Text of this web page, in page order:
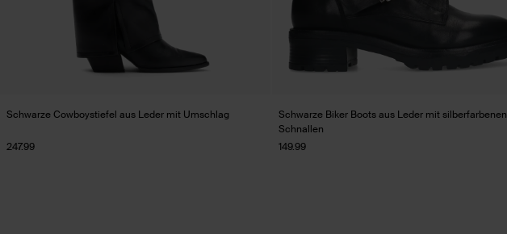
Schwarze Cowboystiefel aus Leder mit Umschlag
247.99
Schwarze Biker Boots aus Leder mit silberfarbenen
Schnallen
149.99